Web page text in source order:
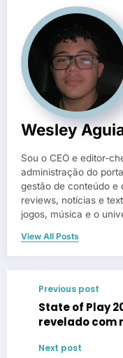
Wesley
Sou o CEO e editor-
administração do
gestão de conteúdo e
reviews, notícias e
jogos, música e o
View All Posts
Previous post
State of Play
revelado com
Next post